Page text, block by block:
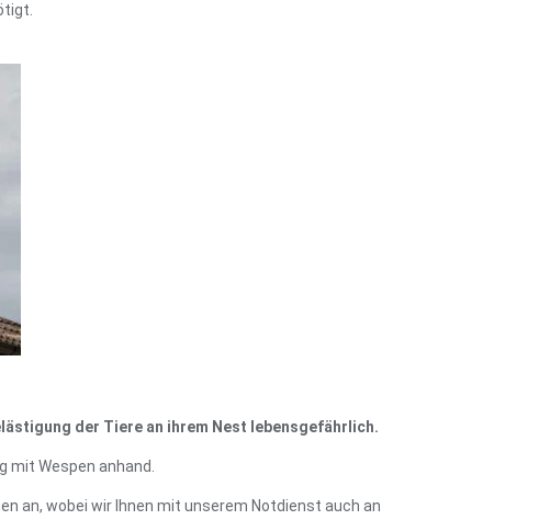
der Tiere an ihrem Nest lebensgefährlich.
mit Wespen anhand.
an, wobei wir Ihnen mit unserem Notdienst auch an